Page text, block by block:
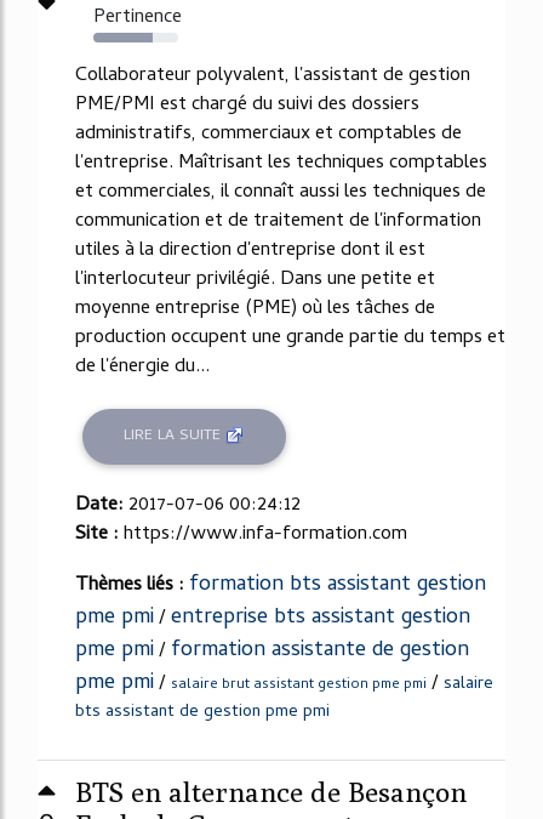
Pertinence
70%
Collaborateur polyvalent, l'assistant de gestion
PME/PMI est chargé du suivi des dossiers
administratifs, commerciaux et comptables de
l'entreprise. Maîtrisant les techniques comptables
et commerciales, il connaît aussi les techniques de
communication et de traitement de l'information
utiles à la direction d'entreprise dont il est
l'interlocuteur privilégié. Dans une petite et
moyenne entreprise (PME) où les tâches de
production occupent une grande partie du temps et
de l'énergie du...
LIRE LA SUITE
Date: 2017-07-06 00:24:12
Site :https://www.infa-formation.com
Thèmes liés : formation bts assistant gestion
pme pmi/entreprise bts assistant gestion
pme pmi/formation assistante de gestion
pme pmi/ salaire brut assistant gestion pme pmi /salaire
bts assistant de gestion pme pmi
BTS en alternance de Besançon